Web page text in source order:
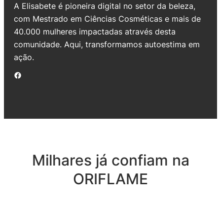
A Elisabete é pioneira digital no setor da beleza,
com Mestrado em Ciências Cosméticas e mais de
40.000 mulheres impactadas através desta
comunidade. Aqui, transformamos autoestima em
ação.
Facebook
Milhares já confiam na
ORIFLAME